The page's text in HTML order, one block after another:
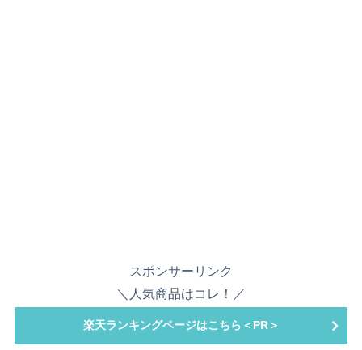
スポンサーリンク
＼人気商品はコレ！／
楽天ランキングページはこちら＜PR＞